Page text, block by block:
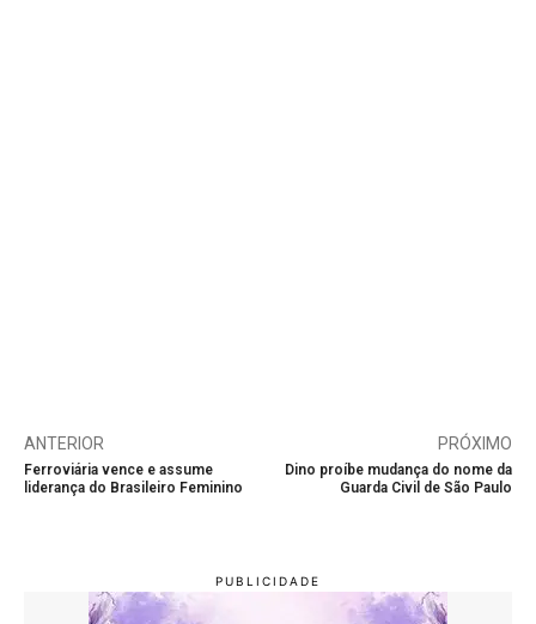
ANTERIOR
Ferroviária vence e assume
liderança do Brasileiro Feminino
PRÓXIMO
Dino proíbe mudança do nome da
Guarda Civil de São Paulo